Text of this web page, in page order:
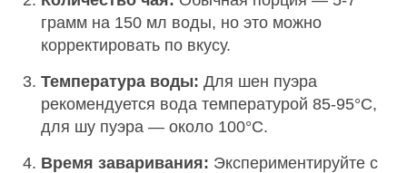
грамм на 150 мл воды, но это можно
корректировать по вкусу.
Температура воды: Для шен пуэра
рекомендуется вода температурой 85-95°C,
для шу пуэра — около 100°C.
Время заваривания: Экспериментируйте с